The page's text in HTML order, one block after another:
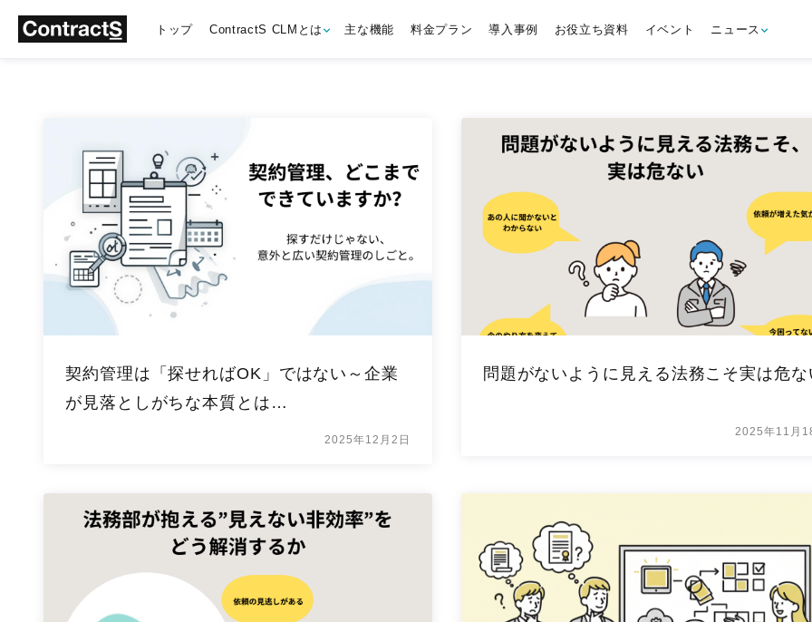
トップ ContractS CLMとは 主な機能 料金プラン 導入事例 お役立ち資料 イベント ニュース
契約管理は「探せればOK」ではない～企業
が見落としがちな本質とは…
2025年12月2日
問題がないように見える法務こそ実は危な
2025年11月